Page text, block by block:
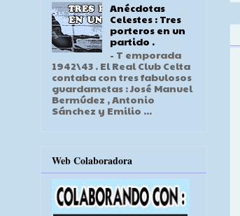
Anécdotas
Celestes : Tres
porteros en un
partido .
- T emporada
1942\43 . El Real Club Celta
contaba con tres fabulosos
guardametas : José Manuel
Bermúdez , Antonio
Sánchez y Emilio ...
Web Colaboradora